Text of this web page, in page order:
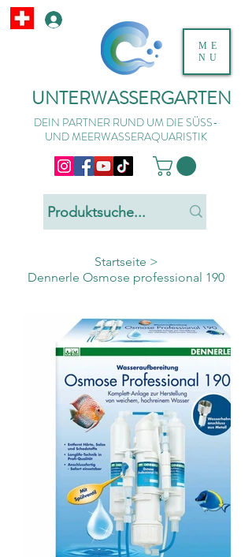
UNTERWASSERGARTEN
DEIN PARTNER RUND UM DIE SÜSS-
UND MEERWASSERAQUARISTIK
ME
NU
Startseite >
Dennerle Osmose professional 190